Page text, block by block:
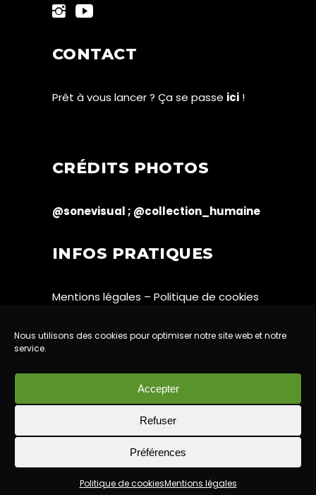
Nous utilisons des cookies pour optimiser notre site web et notre
service.
Accepter
Refuser
Préférences
Politique de cookiesMentions légales
CONTACT
Prêt à vous lancer ? Ça se passe ici !
CRÉDITS PHOTOS
@sonevisual ; @collection_humaine
INFOS PRATIQUES
Mentions légales – Politique de cookies
Created byMeghane